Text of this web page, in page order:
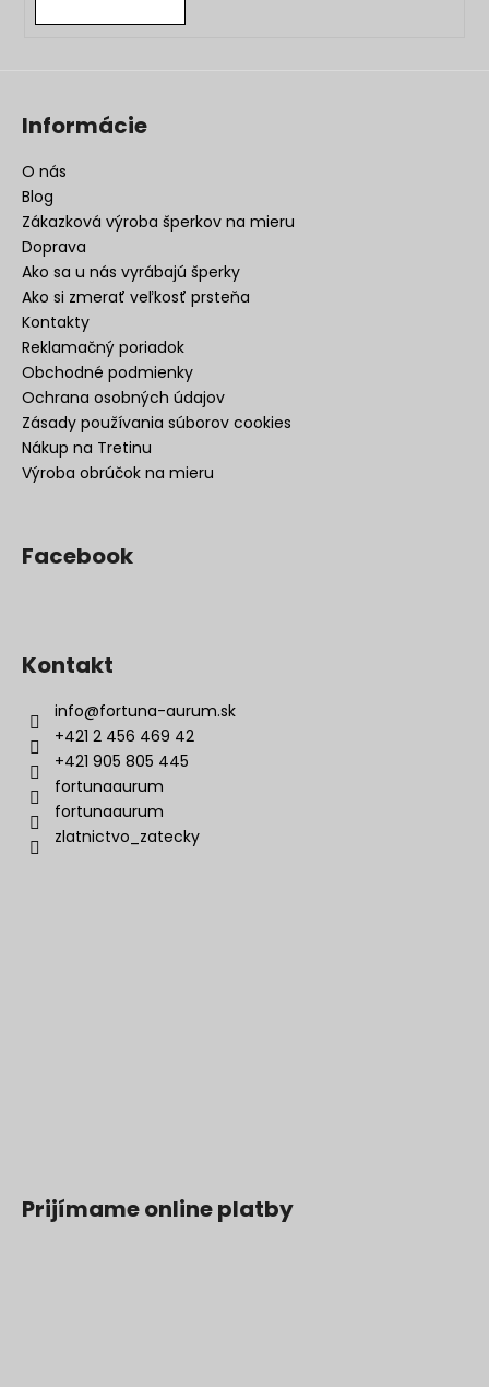
Informácie
O nás
Blog
Zákazková výroba šperkov na mieru
Doprava
Ako sa u nás vyrábajú šperky
Ako si zmerať veľkosť prsteňa
Kontakty
Reklamačný poriadok
Obchodné podmienky
Ochrana osobných údajov
Zásady používania súborov cookies
Nákup na Tretinu
Výroba obrúčok na mieru
Facebook
Kontakt
info@fortuna-aurum.sk
+421 2 456 469 42
+421 905 805 445
fortunaaurum
fortunaaurum
zlatnictvo_zatecky
Prijímame online platby